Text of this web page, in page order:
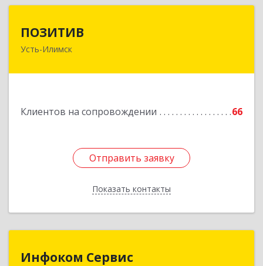
ПОЗИТИВ
Усть-Илимск
Клиентов на сопровождении 66
Отправить заявку
Показать контакты
666679, Иркутская обл, Усть-Илимск г, Дружбы
Отправить заявку
Назад
Инфоком Сервис